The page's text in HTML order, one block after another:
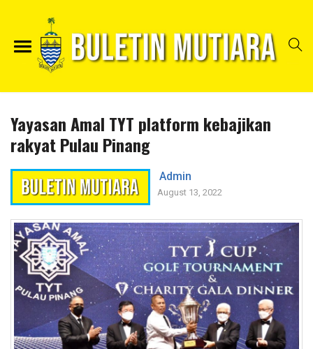
Yayasan Amal TYT platform kebajikan
rakyat Pulau Pinang
Admin
August 13, 2022